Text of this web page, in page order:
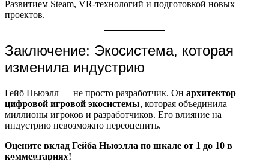
Развитием Steam, VR-технологий и подготовкой новых
проектов.
Заключение: Экосистема, которая
изменила индустрию
Гейб Ньюэлл — не просто разработчик. Он архитектор
цифровой игровой экосистемы, которая объединила
миллионы игроков и разработчиков. Его влияние на
индустрию невозможно переоценить.
Оцените вклад Гейба Ньюэлла по шкале от 1 до 10 в
комментариях!